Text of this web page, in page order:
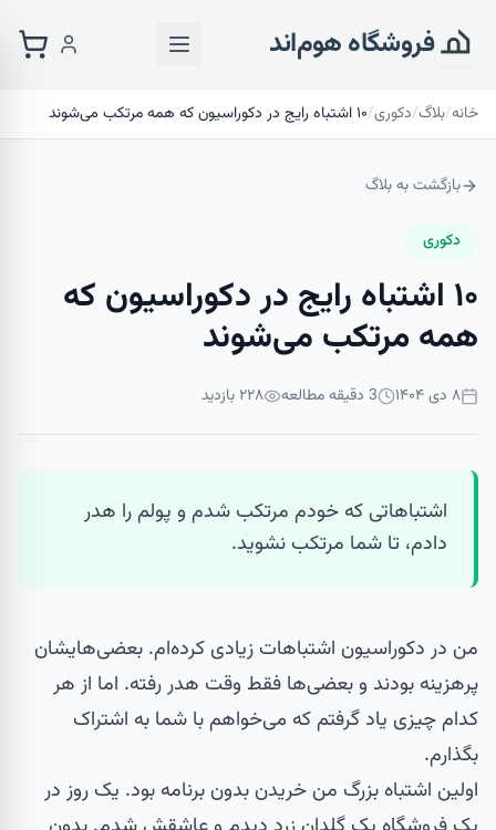
فروشگاه هوم‌اند
خانه/بلاگ/دکوری/۱۰ اشتباه رایج در دکوراسیون که همه مرتکب می‌شوند
بازگشت به بلاگ
دکوری
۱۰ اشتباه رایج در دکوراسیون که
همه مرتکب می‌شوند
۸ دی ۱۴۰۴ 3 دقیقه مطالعه ۲۲۸ بازدید
اشتباهاتی که خودم مرتکب شدم و پولم را هدر
دادم، تا شما مرتکب نشوید.
من در دکوراسیون اشتباهات زیادی کرده‌ام. بعضی‌هایشان
پرهزینه بودند و بعضی‌ها فقط وقت هدر رفته. اما از هر
کدام چیزی یاد گرفتم که می‌خواهم با شما به اشتراک
بگذارم.
اولین اشتباه بزرگ من خریدن بدون برنامه بود. یک روز در